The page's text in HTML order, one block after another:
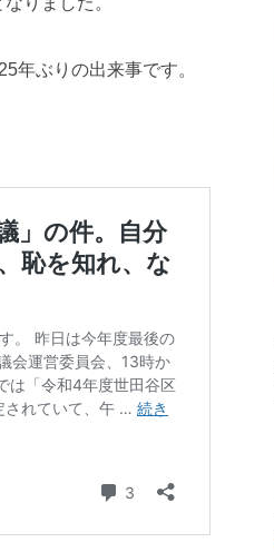
年ぶりの出来事です。